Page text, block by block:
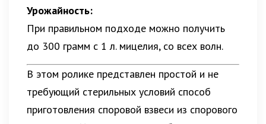
Урожайность:
При правильном подходе можно получить
до 300 грамм с 1 л. мицелия, со всех волн.
В этом ролике представлен простой и не
требующий стерильных условий способ
приготовления споровой взвеси из спорового